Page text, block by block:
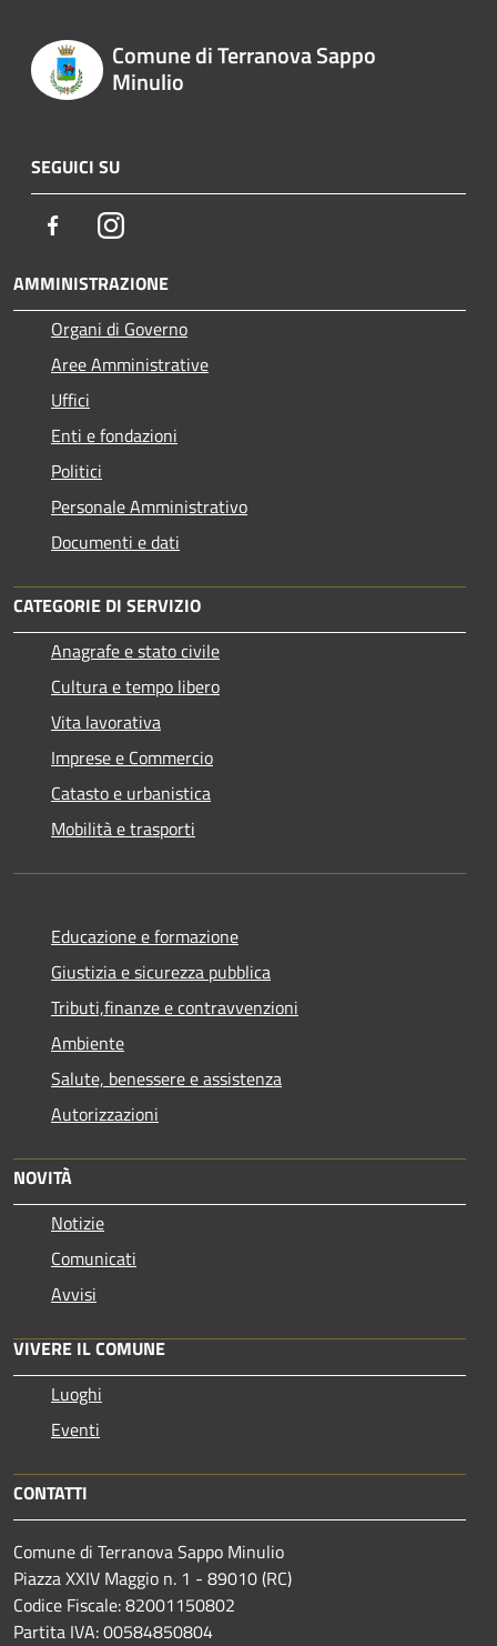
Comune di Terranova Sappo
Minulio
SEGUICI SU
FacebookInstagram
AMMINISTRAZIONE
Organi di Governo
Aree Amministrative
Uffici
Enti e fondazioni
Politici
Personale Amministrativo
Documenti e dati
CATEGORIE DI SERVIZIO
Anagrafe e stato civile
Cultura e tempo libero
Vita lavorativa
Imprese e Commercio
Catasto e urbanistica
Mobilità e trasporti
Educazione e formazione
Giustizia e sicurezza pubblica
Tributi,finanze e contravvenzioni
Ambiente
Salute, benessere e assistenza
Autorizzazioni
NOVITÀ
Notizie
Comunicati
Avvisi
VIVERE IL COMUNE
Luoghi
Eventi
CONTATTI
Comune di Terranova Sappo Minulio
Piazza XXIV Maggio n. 1 - 89010 (RC)
Codice Fiscale: 82001150802
Partita IVA: 00584850804